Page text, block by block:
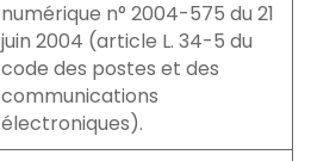
numérique n° 2004-575 du 21
juin 2004 (article L. 34-5 du
code des postes et des
communications
électroniques).